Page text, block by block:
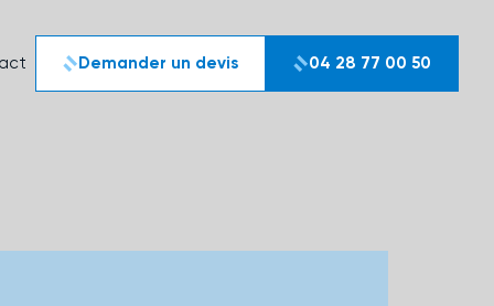
Demander un devis 04 28 77 00 50